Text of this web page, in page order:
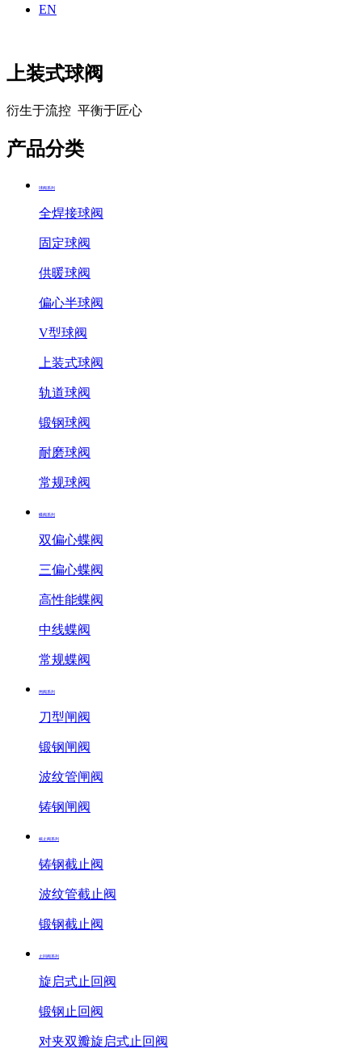
EN
上装式球阀
衍生于流控 平衡于匠心
产品分类
球阀系列
全焊接球阀
固定球阀
供暖球阀
偏心半球阀
V型球阀
上装式球阀
轨道球阀
锻钢球阀
耐磨球阀
常规球阀
蝶阀系列
双偏心蝶阀
三偏心蝶阀
高性能蝶阀
中线蝶阀
常规蝶阀
闸阀系列
刀型闸阀
锻钢闸阀
波纹管闸阀
铸钢闸阀
截止阀系列
铸钢截止阀
波纹管截止阀
锻钢截止阀
止回阀系列
旋启式止回阀
锻钢止回阀
对夹双瓣旋启式止回阀